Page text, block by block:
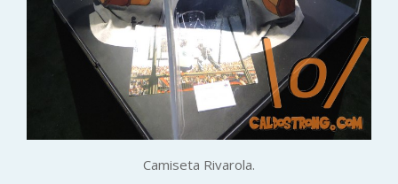
Camiseta Rivarola.